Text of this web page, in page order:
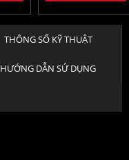
THÔNG SỐ KỸ THUẬT
HƯỚNG DẪN SỬ DỤNG